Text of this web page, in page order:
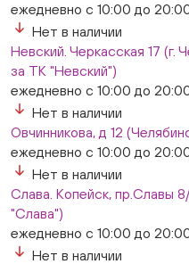
ежедневно с 10:00 до
Нет в наличии
Невский. Черкасская 17 (г.
за ТК "Невский")
ежедневно с 10:00 до
Нет в наличии
Овчинникова, д 12
ежедневно с 10:00 до
Нет в наличии
Слава. Копейск, пр.Славы
"Слава")
ежедневно с 10:00 до
Нет в наличии